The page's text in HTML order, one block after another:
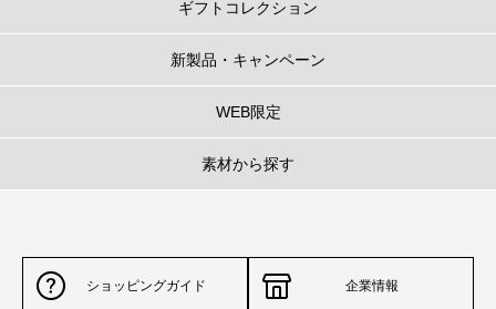
ギフトコレクション
新製品・キャンペーン
WEB限定
素材から探す
ショッピングガイド 企業情報